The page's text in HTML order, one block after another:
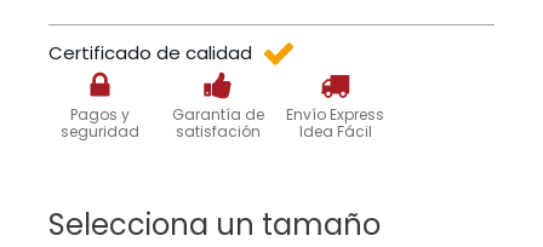
Certificado de calidad
Pagos y
seguridad
Garantía de
satisfación
Envío Express
Idea Fácil
Selecciona un tamaño